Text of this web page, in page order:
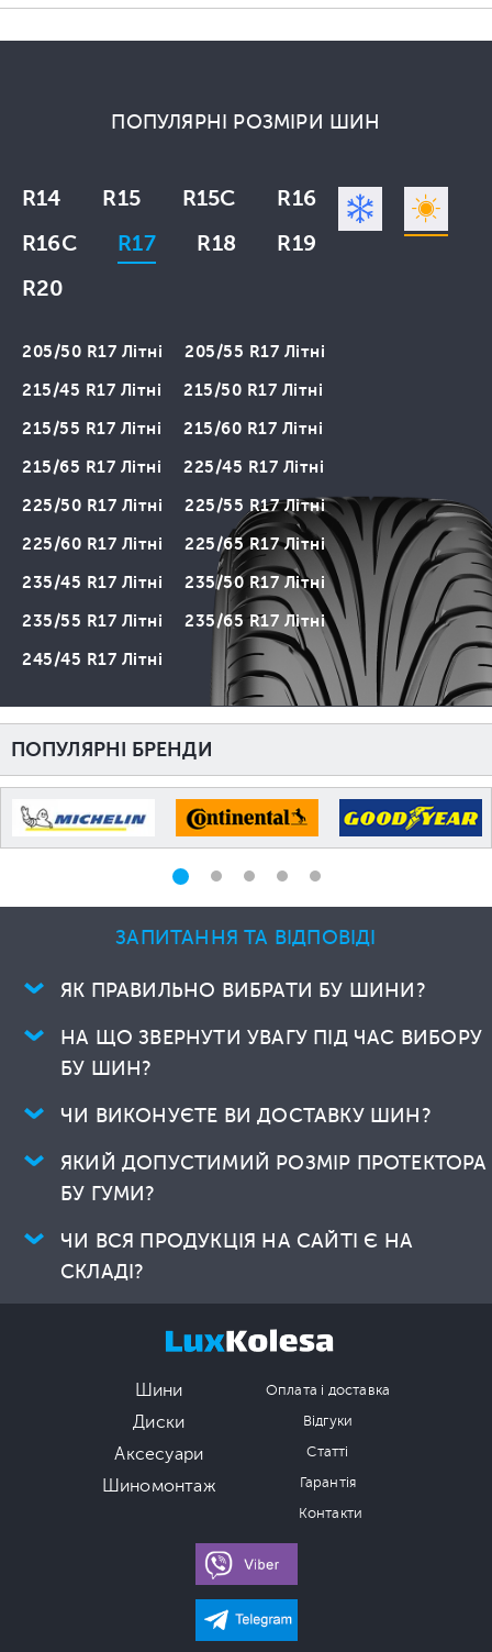
ЗАПИТАННЯ ТА ВІДПОВІДІ
ЯК ПРАВИЛЬНО ВИБРАТИ БУ ШИНИ?
НА ЩО ЗВЕРНУТИ УВАГУ ПІД ЧАС ВИБОРУ
БУ ШИН?
ЧИ ВИКОНУЄТЕ ВИ ДОСТАВКУ ШИН?
ЯКИЙ ДОПУСТИМИЙ РОЗМІР ПРОТЕКТОРА
БУ ГУМИ?
ЧИ ВСЯ ПРОДУКЦІЯ НА САЙТІ Є НА
СКЛАДІ?
ПОПУЛЯРНІ РОЗМІРИ ШИН
R14 R15 R15C
R16
R16C
R17 R18
R19
R20
205/50 R17 Літні
205/55 R17 Літні
215/45 R17 Літні
215/50 R17 Літні
215/55 R17 Літні
215/60 R17 Літні
215/65 R17 Літні
225/45 R17 Літні
225/50 R17 Літні
225/55 R17 Літні
225/60 R17 Літні
225/65 R17 Літні
235/45 R17 Літні
235/50 R17 Літні
235/55 R17 Літні
235/65 R17 Літні
245/45 R17 Літні
ПОПУЛЯРНІ БРЕНДИ
Шини
Диски
Аксесуари
Шиномонтаж
Оплата і доставка
Відгуки
Статті
Гарантія
Контакти